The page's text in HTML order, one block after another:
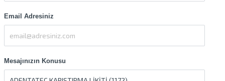
Email Adresiniz
Mesajınızın Konusu